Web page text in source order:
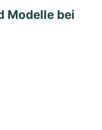
Modelle bei